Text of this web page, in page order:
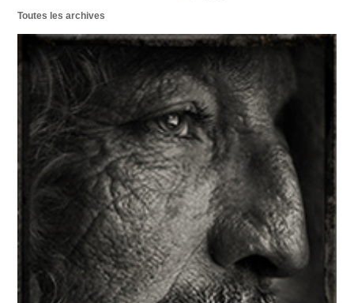
Toutes les archives